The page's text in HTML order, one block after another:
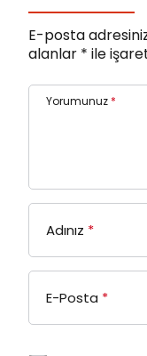
E-posta
alanlar * ile
Yorumunuz *
Adınız *
E-Posta *